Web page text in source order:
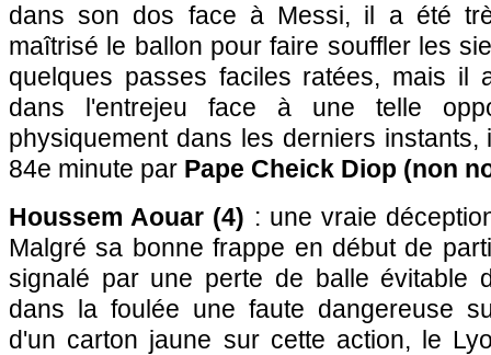
dans son dos face à Messi, il a été
maîtrisé le ballon pour faire souffler les
quelques passes faciles ratées, mais il
dans l'entrejeu face à une telle
physiquement dans les derniers
84e minute par Pape Cheick Diop (non
Houssem Aouar (4) : une vraie
Malgré sa bonne frappe en début de
signalé par une perte de balle évitable
dans la foulée une faute dangereuse
d'un carton jaune sur cette action, le